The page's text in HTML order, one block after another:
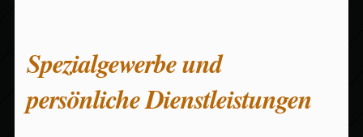
Spezialgewerbe und
persönliche Dienstleistungen